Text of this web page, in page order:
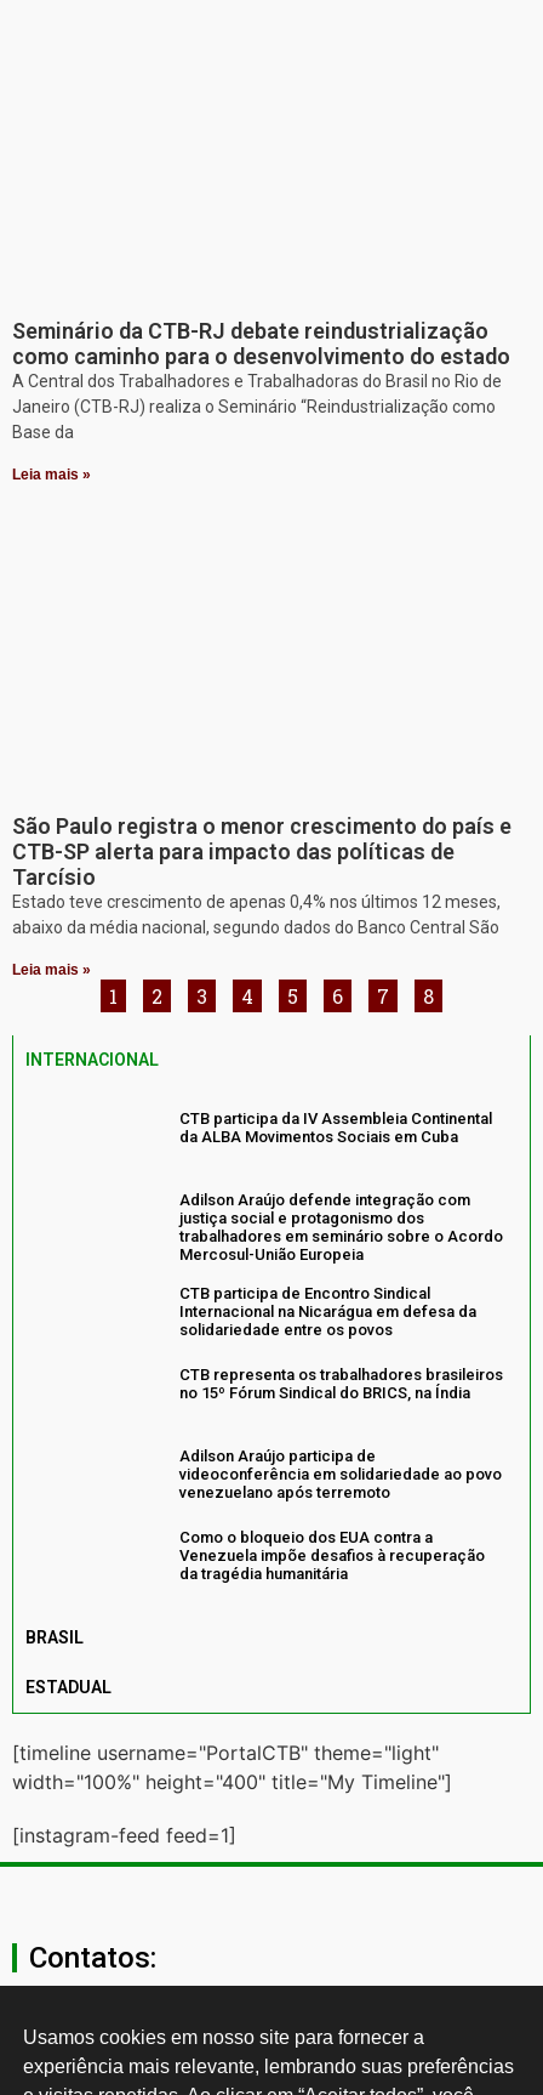
Seminário da CTB-RJ debate reindustrialização
como caminho para o desenvolvimento do estado
A Central dos Trabalhadores e Trabalhadoras do Brasil no Rio de
Janeiro (CTB-RJ) realiza o Seminário “Reindustrialização como
Base da
Leia mais »
São Paulo registra o menor crescimento do país e
CTB-SP alerta para impacto das políticas de
Tarcísio
Estado teve crescimento de apenas 0,4% nos últimos 12 meses,
abaixo da média nacional, segundo dados do Banco Central São
Leia mais »
1 2 3 4 5 6 7 8
INTERNACIONAL
CTB participa da IV Assembleia Continental
da ALBA Movimentos Sociais em Cuba
Adilson Araújo defende integração com
justiça social e protagonismo dos
trabalhadores em seminário sobre o Acordo
Mercosul-União Europeia
CTB participa de Encontro Sindical
Internacional na Nicarágua em defesa da
solidariedade entre os povos
CTB representa os trabalhadores brasileiros
no 15º Fórum Sindical do BRICS, na Índia
Adilson Araújo participa de
videoconferência em solidariedade ao povo
venezuelano após terremoto
Como o bloqueio dos EUA contra a
Venezuela impõe desafios à recuperação
da tragédia humanitária
BRASIL
ESTADUAL
[timeline username="PortalCTB" theme="light"
width="100%" height="400" title="My Timeline"]
[instagram-feed feed=1]
Contatos:
secgeral@ctb.org.br
11 3874-0040
Usamos cookies em nosso site para fornecer a
experiência mais relevante, lembrando suas preferências